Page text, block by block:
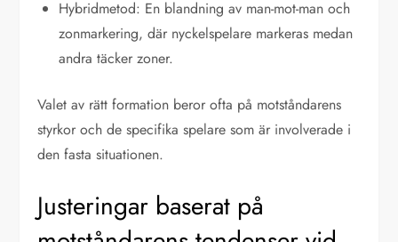
Hybridmetod: En blandning av man-mot-man och
zonmarkering, där nyckelspelare markeras medan
andra täcker zoner.
Valet av rätt formation beror ofta på motståndarens
styrkor och de specifika spelare som är involverade i
den fasta situationen.
Justeringar baserat på